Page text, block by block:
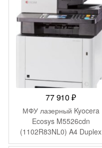
77 910₽
МФУ лазерный Kyocera
Ecosys M5526cdn
(1102R83NL0) A4 Duplex
Net белый